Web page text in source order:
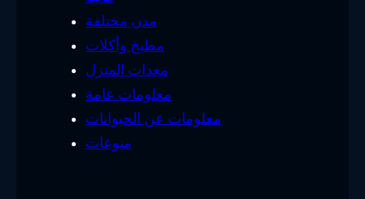
مدن مختلفة
مطبخ وأكلات
معدات المنزل
معلومات عامة
معلومات عن الحيوانات
منوعات